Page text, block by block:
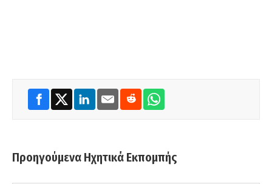
Προηγούμενα Ηχητικά Εκπομπής